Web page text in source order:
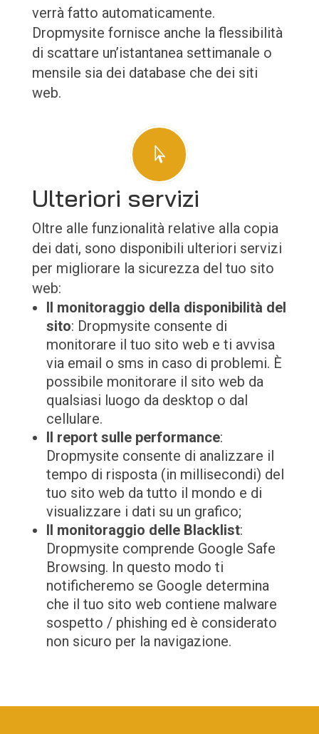
verrà fatto automaticamente.
Dropmysite fornisce anche la flessibilità
di scattare un’istantanea settimanale o
mensile sia dei database che dei siti
web.

Ulteriori servizi
Oltre alle funzionalità relative alla copia
dei dati, sono disponibili ulteriori servizi
per migliorare la sicurezza del tuo sito
web:
Il monitoraggio della disponibilità del
sito: Dropmysite consente di
monitorare il tuo sito web e ti avvisa
via email o sms in caso di problemi. È
possibile monitorare il sito web da
qualsiasi luogo da desktop o dal
cellulare.
Il report sulle performance:
Dropmysite consente di analizzare il
tempo di risposta (in millisecondi) del
tuo sito web da tutto il mondo e di
visualizzare i dati su un grafico;
Il monitoraggio delle Blacklist:
Dropmysite comprende Google Safe
Browsing. In questo modo ti
notificheremo se Google determina
che il tuo sito web contiene malware
sospetto / phishing ed è considerato
non sicuro per la navigazione.